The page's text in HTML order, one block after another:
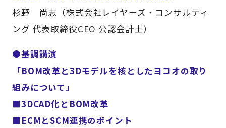
杉野 尚志（株式会社レイヤーズ・コンサルティ
ング 代表取締役CEO 公認会計士）
●基調講演
「BOM改革と3Dモデルを核としたヨコオの取り
組みについて」
■3DCAD化とBOM改革
■ECMとSCM連携のポイント